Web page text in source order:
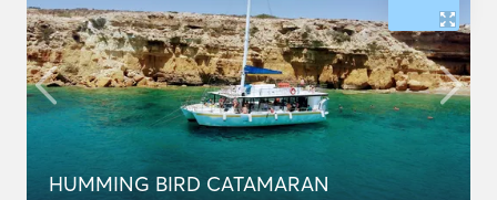
HUMMING BIRD CATAMARAN